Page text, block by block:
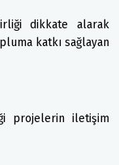
dikkate alarak
katkı sağlayan
projelerin iletişim